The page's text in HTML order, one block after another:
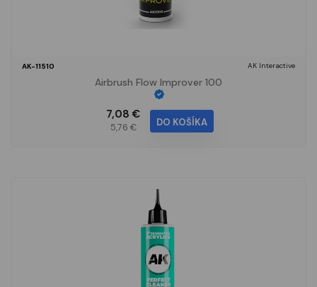
AK-11510 AK Interactive
Airbrush Flow Improver 100
7,08 €
5,76 € DO KOŠÍKA